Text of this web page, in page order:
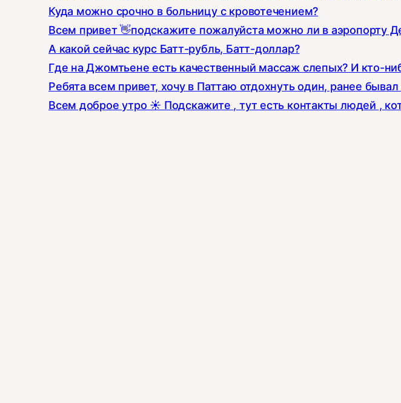
Куда можно срочно в больницу с кровотечением?
Всем привет 👋подскажите пожалуйста можно ли в аэропорту
А какой сейчас курс Батт-рубль, Батт-доллар?
Где на Джомтьене есть качественный массаж слепых? И кто-
Ребята всем привет, хочу в Паттаю отдохнуть один, ранее
Всем доброе утро ☀️ Подскажите , тут есть контакты людей ,